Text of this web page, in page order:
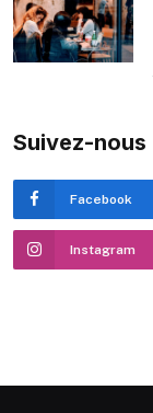
Suivez-nous
Facebook
Instagram